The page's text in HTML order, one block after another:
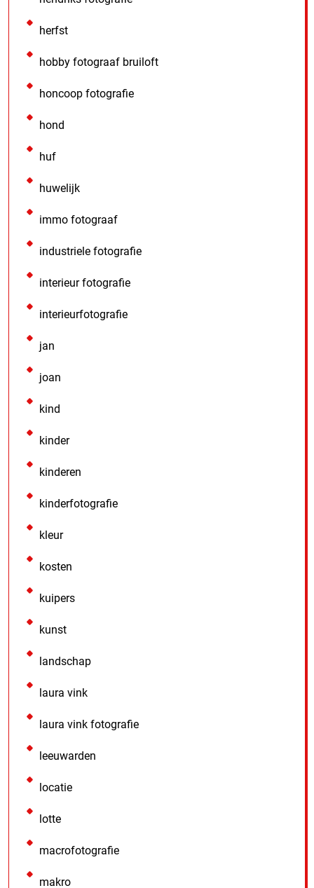
herfst
hobby fotograaf bruiloft
honcoop fotografie
hond
huf
huwelijk
immo fotograaf
industriele fotografie
interieur fotografie
interieurfotografie
jan
joan
kind
kinder
kinderen
kinderfotografie
kleur
kosten
kuipers
kunst
landschap
laura vink
laura vink fotografie
leeuwarden
locatie
lotte
macrofotografie
makro